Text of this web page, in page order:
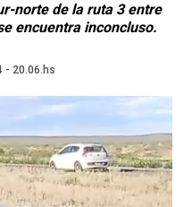
norte de la ruta 3 entre
encuentra inconcluso.
- 20.06.hs